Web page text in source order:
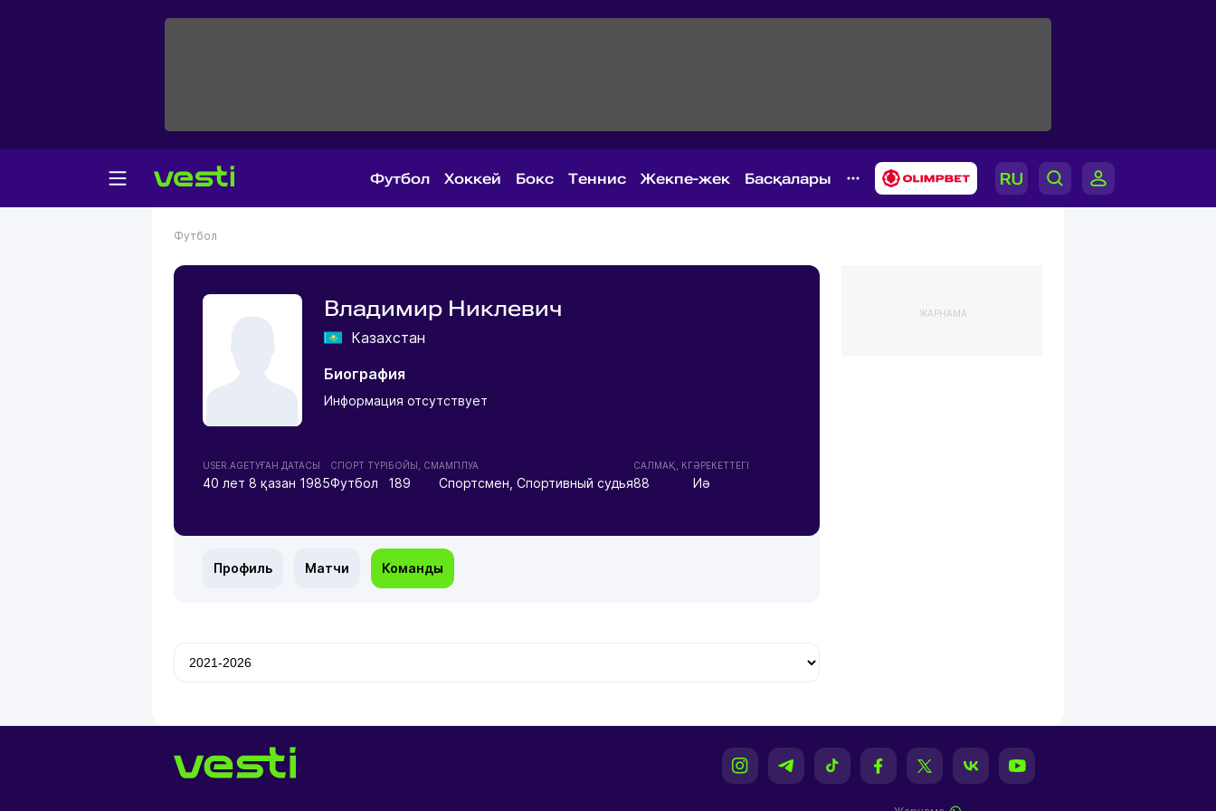
Футбол Хоккей Бокс Теннис Жекпе-жек Басқалары
Футбол
Владимир Никлевич
Казахстан
Биография
Информация отсутствует
USER.AGE
40 лет
ТУҒАН ДАТАСЫ
8 қазан 1985
СПОРТ ТҮРІ
Футбол
БОЙЫ, СМ
189
АМПЛУА
Спортсмен, Спортивный судья
CАЛМАҚ, КГ
88
ӘРЕКЕТТЕГІ
Иә
Профиль Матчи Команды
ЖАРНАМА